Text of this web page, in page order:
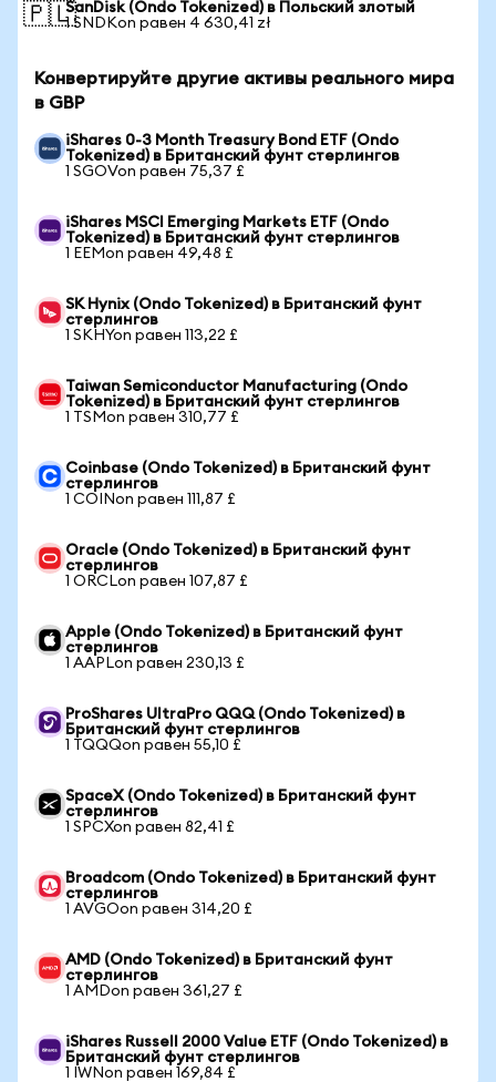
🇵🇱SanDisk (Ondo Tokenized) в Польский злотый
1 SNDKon равен 4 630,41 zł
Конвертируйте другие активы реального мира
в GBP
iShares 0-3 Month Treasury Bond ETF (Ondo
Tokenized) в Британский фунт стерлингов
1 SGOVon равен 75,37 £
iShares MSCI Emerging Markets ETF (Ondo
Tokenized) в Британский фунт стерлингов
1 EEMon равен 49,48 £
SK Hynix (Ondo Tokenized) в Британский фунт
стерлингов
1 SKHYon равен 113,22 £
Taiwan Semiconductor Manufacturing (Ondo
Tokenized) в Британский фунт стерлингов
1 TSMon равен 310,77 £
Coinbase (Ondo Tokenized) в Британский фунт
стерлингов
1 COINon равен 111,87 £
Oracle (Ondo Tokenized) в Британский фунт
стерлингов
1 ORCLon равен 107,87 £
Apple (Ondo Tokenized) в Британский фунт
стерлингов
1 AAPLon равен 230,13 £
ProShares UltraPro QQQ (Ondo Tokenized) в
Британский фунт стерлингов
1 TQQQon равен 55,10 £
SpaceX (Ondo Tokenized) в Британский фунт
стерлингов
1 SPCXon равен 82,41 £
Broadcom (Ondo Tokenized) в Британский фунт
стерлингов
1 AVGOon равен 314,20 £
AMD (Ondo Tokenized) в Британский фунт
стерлингов
1 AMDon равен 361,27 £
iShares Russell 2000 Value ETF (Ondo Tokenized) в
Британский фунт стерлингов
1 IWNon равен 169,84 £